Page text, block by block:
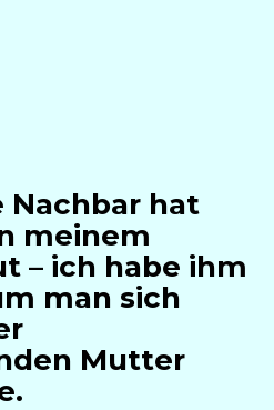
Nachbar hat
meinem
– ich habe ihm
man sich
Mutter